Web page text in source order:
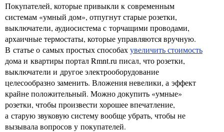
Покупателей, которые привыкли к современным
системам «умный дом», отпугнут старые розетки,
выключатели, аудиосистема с торчащими проводами,
архаичные термостаты, которые управляются вручную.
В статье о самых простых способахувеличить стоимость
дома и квартиры портал Rmnt.ru писал, что розетки,
выключатели и другое электрооборудование
целесообразно заменить. Вложения невелики, а эффект
крайне положительный. Можно докупить «умные»
розетки, чтобы произвести хорошее впечатление,
а старую звуковую систему вообще убрать, чтобы не
вызывала вопросов у покупателей.